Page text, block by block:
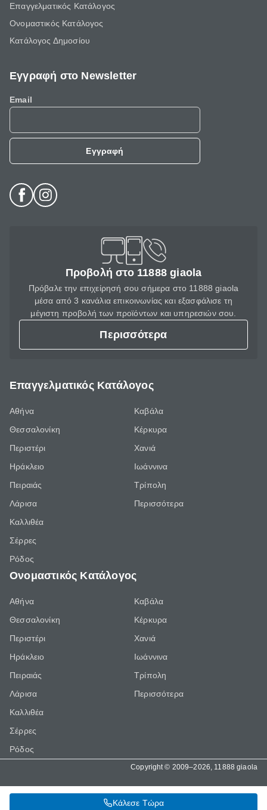
Κάλεσε Τώρα
Επαγγελματικός Κατάλογος
Ονομαστικός Κατάλογος
Κατάλογος Δημοσίου
Εγγραφή στο Newsletter
Email
Εγγραφή
Προβολή στο 11888 giaola
Πρόβαλε την επιχείρησή σου σήμερα στο 11888 giaola
μέσα από 3 κανάλια επικοινωνίας και εξασφάλισε τη
μέγιστη προβολή των προϊόντων και υπηρεσιών σου.
Περισσότερα
Επαγγελματικός Κατάλογος
Αθήνα
Θεσσαλονίκη
Περιστέρι
Ηράκλειο
Πειραιάς
Λάρισα
Καλλιθέα
Σέρρες
Ρόδος
Καβάλα
Κέρκυρα
Χανιά
Ιωάννινα
Τρίπολη
Περισσότερα
Ονομαστικός Κατάλογος
Αθήνα
Θεσσαλονίκη
Περιστέρι
Ηράκλειο
Πειραιάς
Λάρισα
Καλλιθέα
Σέρρες
Ρόδος
Καβάλα
Κέρκυρα
Χανιά
Ιωάννινα
Τρίπολη
Περισσότερα
Copyright © 2009–2026, 11888 giaola